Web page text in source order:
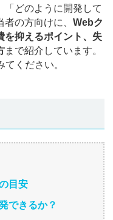
「どのように開発して
の方向けに、 Webク
を抑えるポイント、失
まで紹介しています。
ください。
目安
できるか？